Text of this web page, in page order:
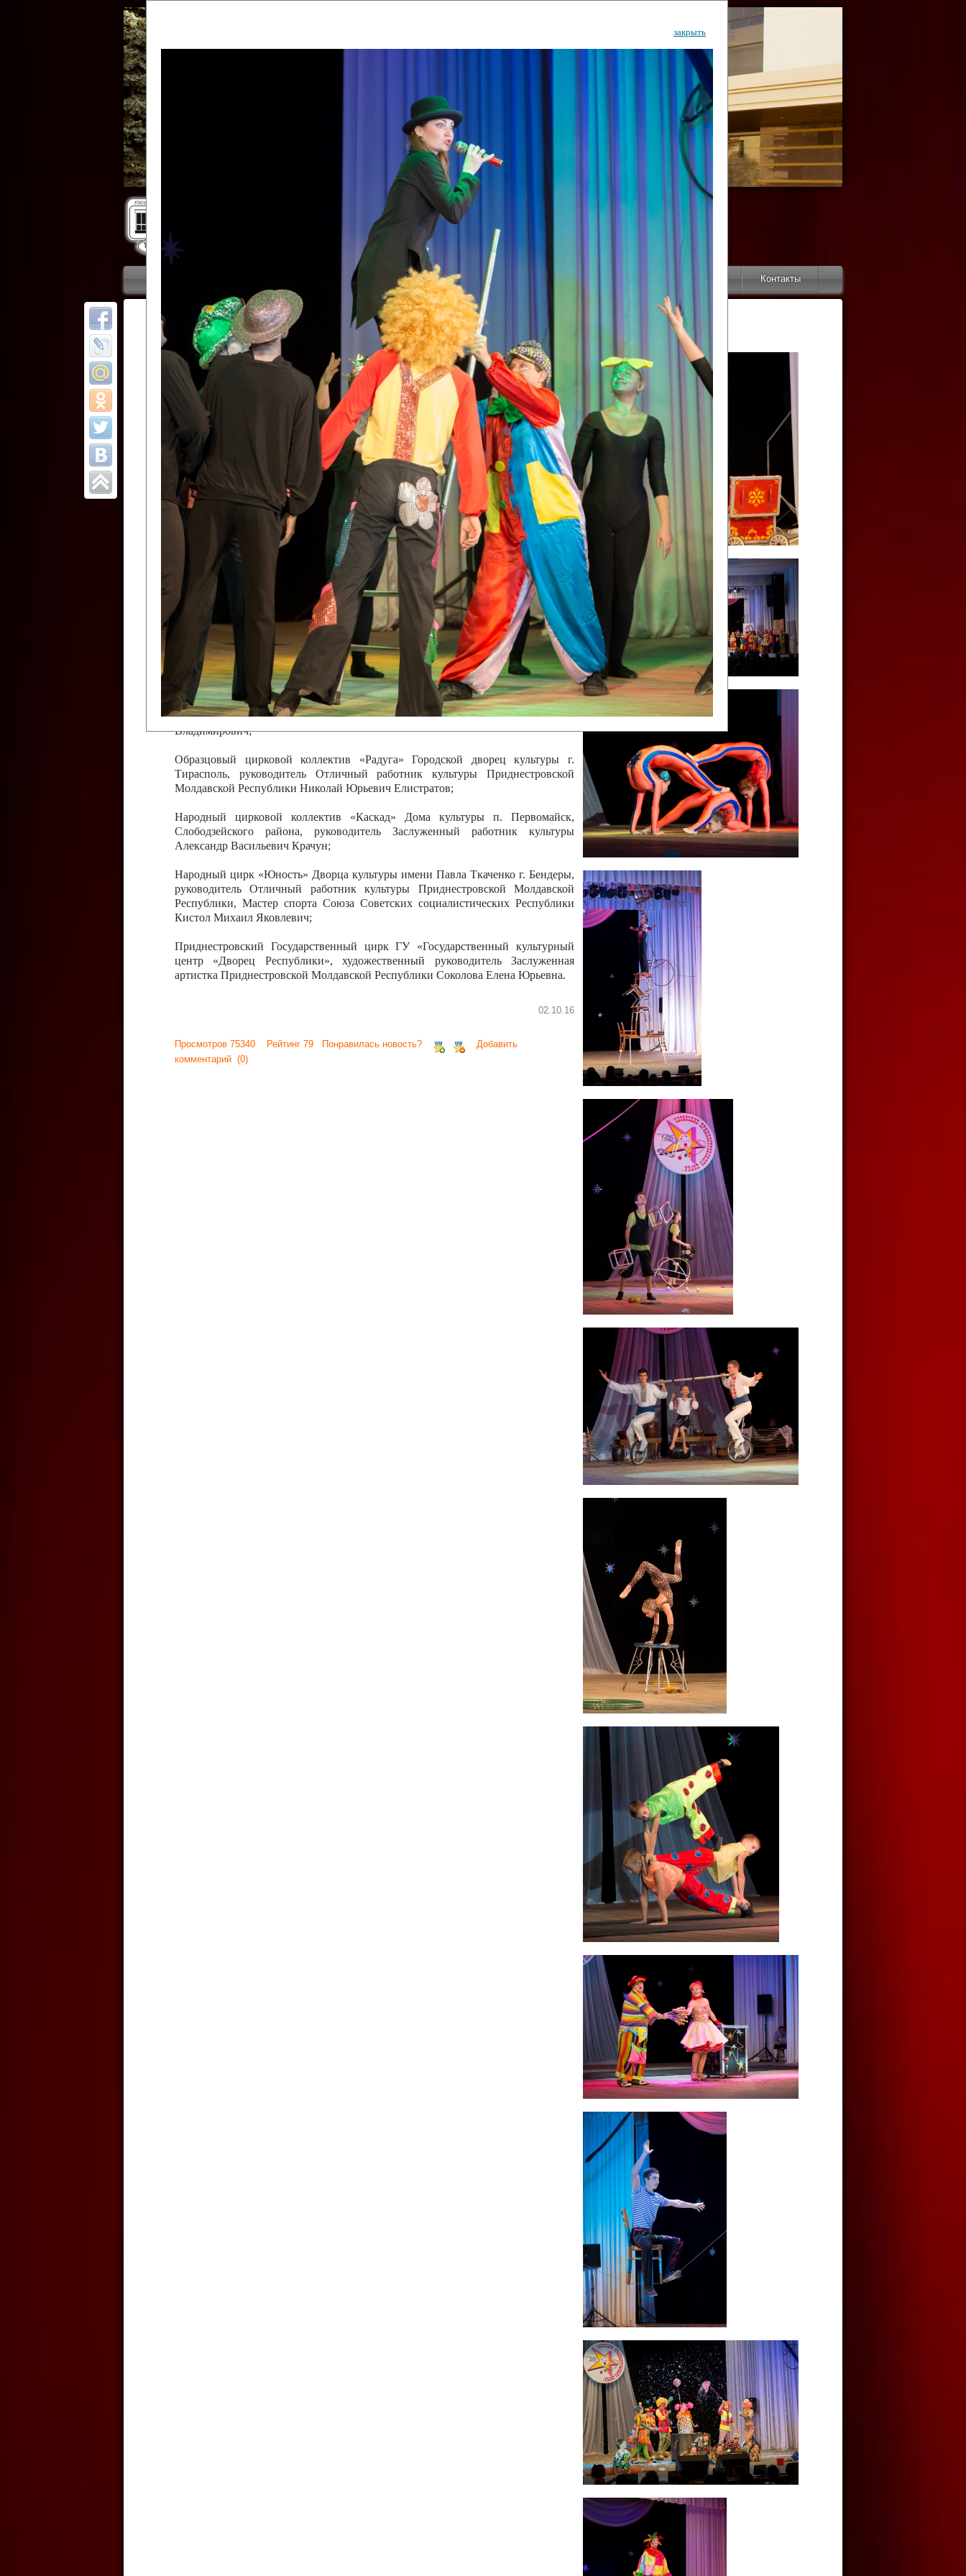
Государственный культурный центр
Дворец Республики
Новости Афиша Арт-монитор Контакты
ОТЧЕТЫ ГКЦ "ДВОРЕЦ РЕСПУБЛИКИ"
закрыть
Все отчеты
Финал Республиканского фестиваля
цирковых коллективов "Созвездие
Приднестровского цирка"
Участники фестиваля:
Образцовый эстрадно-цирковой коллектив «Ровесник» Дом культуры с.
Протягайловка, г. Бендеры , руководитель Рогожинер Светлана Георгиевна
Народный цирковой клоунский коллектив «Шари-вари» МУ «Культурно-
досуговый центр «Шелковик» г.Бендеры, руководители Отличные работники
культуры Приднестровской Молдавской Республики Алёна Александровна и
Олег Степанович Райлян;
Народный цирковой коллектив «Энтузиасты» Дома культуры с. Делакеу,
Григориопольского района, руководитель Отличный работник культуры
Приднестровской Молдавской Республики Пётр Петрович Дижмару;
Народный цирковой коллектив «Сперанца» Дома культуры посёлка Красное,
Слободзейского района, руководитель Отличный работник культуры
Приднестровской Молдавской Республики Анжела Владимировна
Казавчинская;
Образцовый эстрадно-цирковой коллектив «Алегро» Дома детско –юношеского
творчества с. Чобручи, Слободзейского района, руководитель Хачатурян Юрий
Владимирович;
Образцовый цирковой коллектив «Радуга» Городской дворец культуры г.
Тирасполь, руководитель Отличный работник культуры Приднестровской
Молдавской Республики Николай Юрьевич Елистратов;
Народный цирковой коллектив «Каскад» Дома культуры п. Первомайск,
Слободзейского района, руководитель Заслуженный работник культуры
Александр Васильевич Крачун;
Народный цирк «Юность» Дворца культуры имени Павла Ткаченко г. Бендеры,
руководитель Отличный работник культуры Приднестровской Молдавской
Республики, Мастер спорта Союза Советских социалистических Республики
Кистол Михаил Яковлевич;
Приднестровский Государственный цирк ГУ «Государственный культурный
центр «Дворец Республики», художественный руководитель Заслуженная
артистка Приднестровской Молдавской Республики Соколова Елена Юрьевна.
02.10.16
Просмотров 75340 Рейтинг 79 Понравилась новость?
Добавить
комментарий (0)